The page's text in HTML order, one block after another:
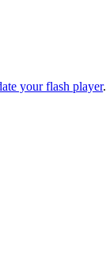
your flash player.